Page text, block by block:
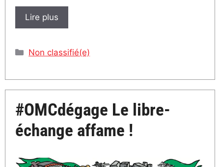
Lire plus
Catégories
Non classifié(e)
#OMCdégage Le libre-
échange affame !